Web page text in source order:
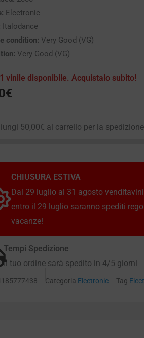
Electronic
Italodance
condition: Very Good (VG)
Very Good (VG)
vinile disponibile. Acquistalo subito!
€
50,00€ al carrello per la
CHIUSURA ESTIVA
Dal 29 luglio al 31 agosto
entro il 29 luglio saranno spediti
vacanze!
Tempi Spedizione
Il tuo ordine sarà spedito in 4/5 giorni
Categoria Electronic Tag